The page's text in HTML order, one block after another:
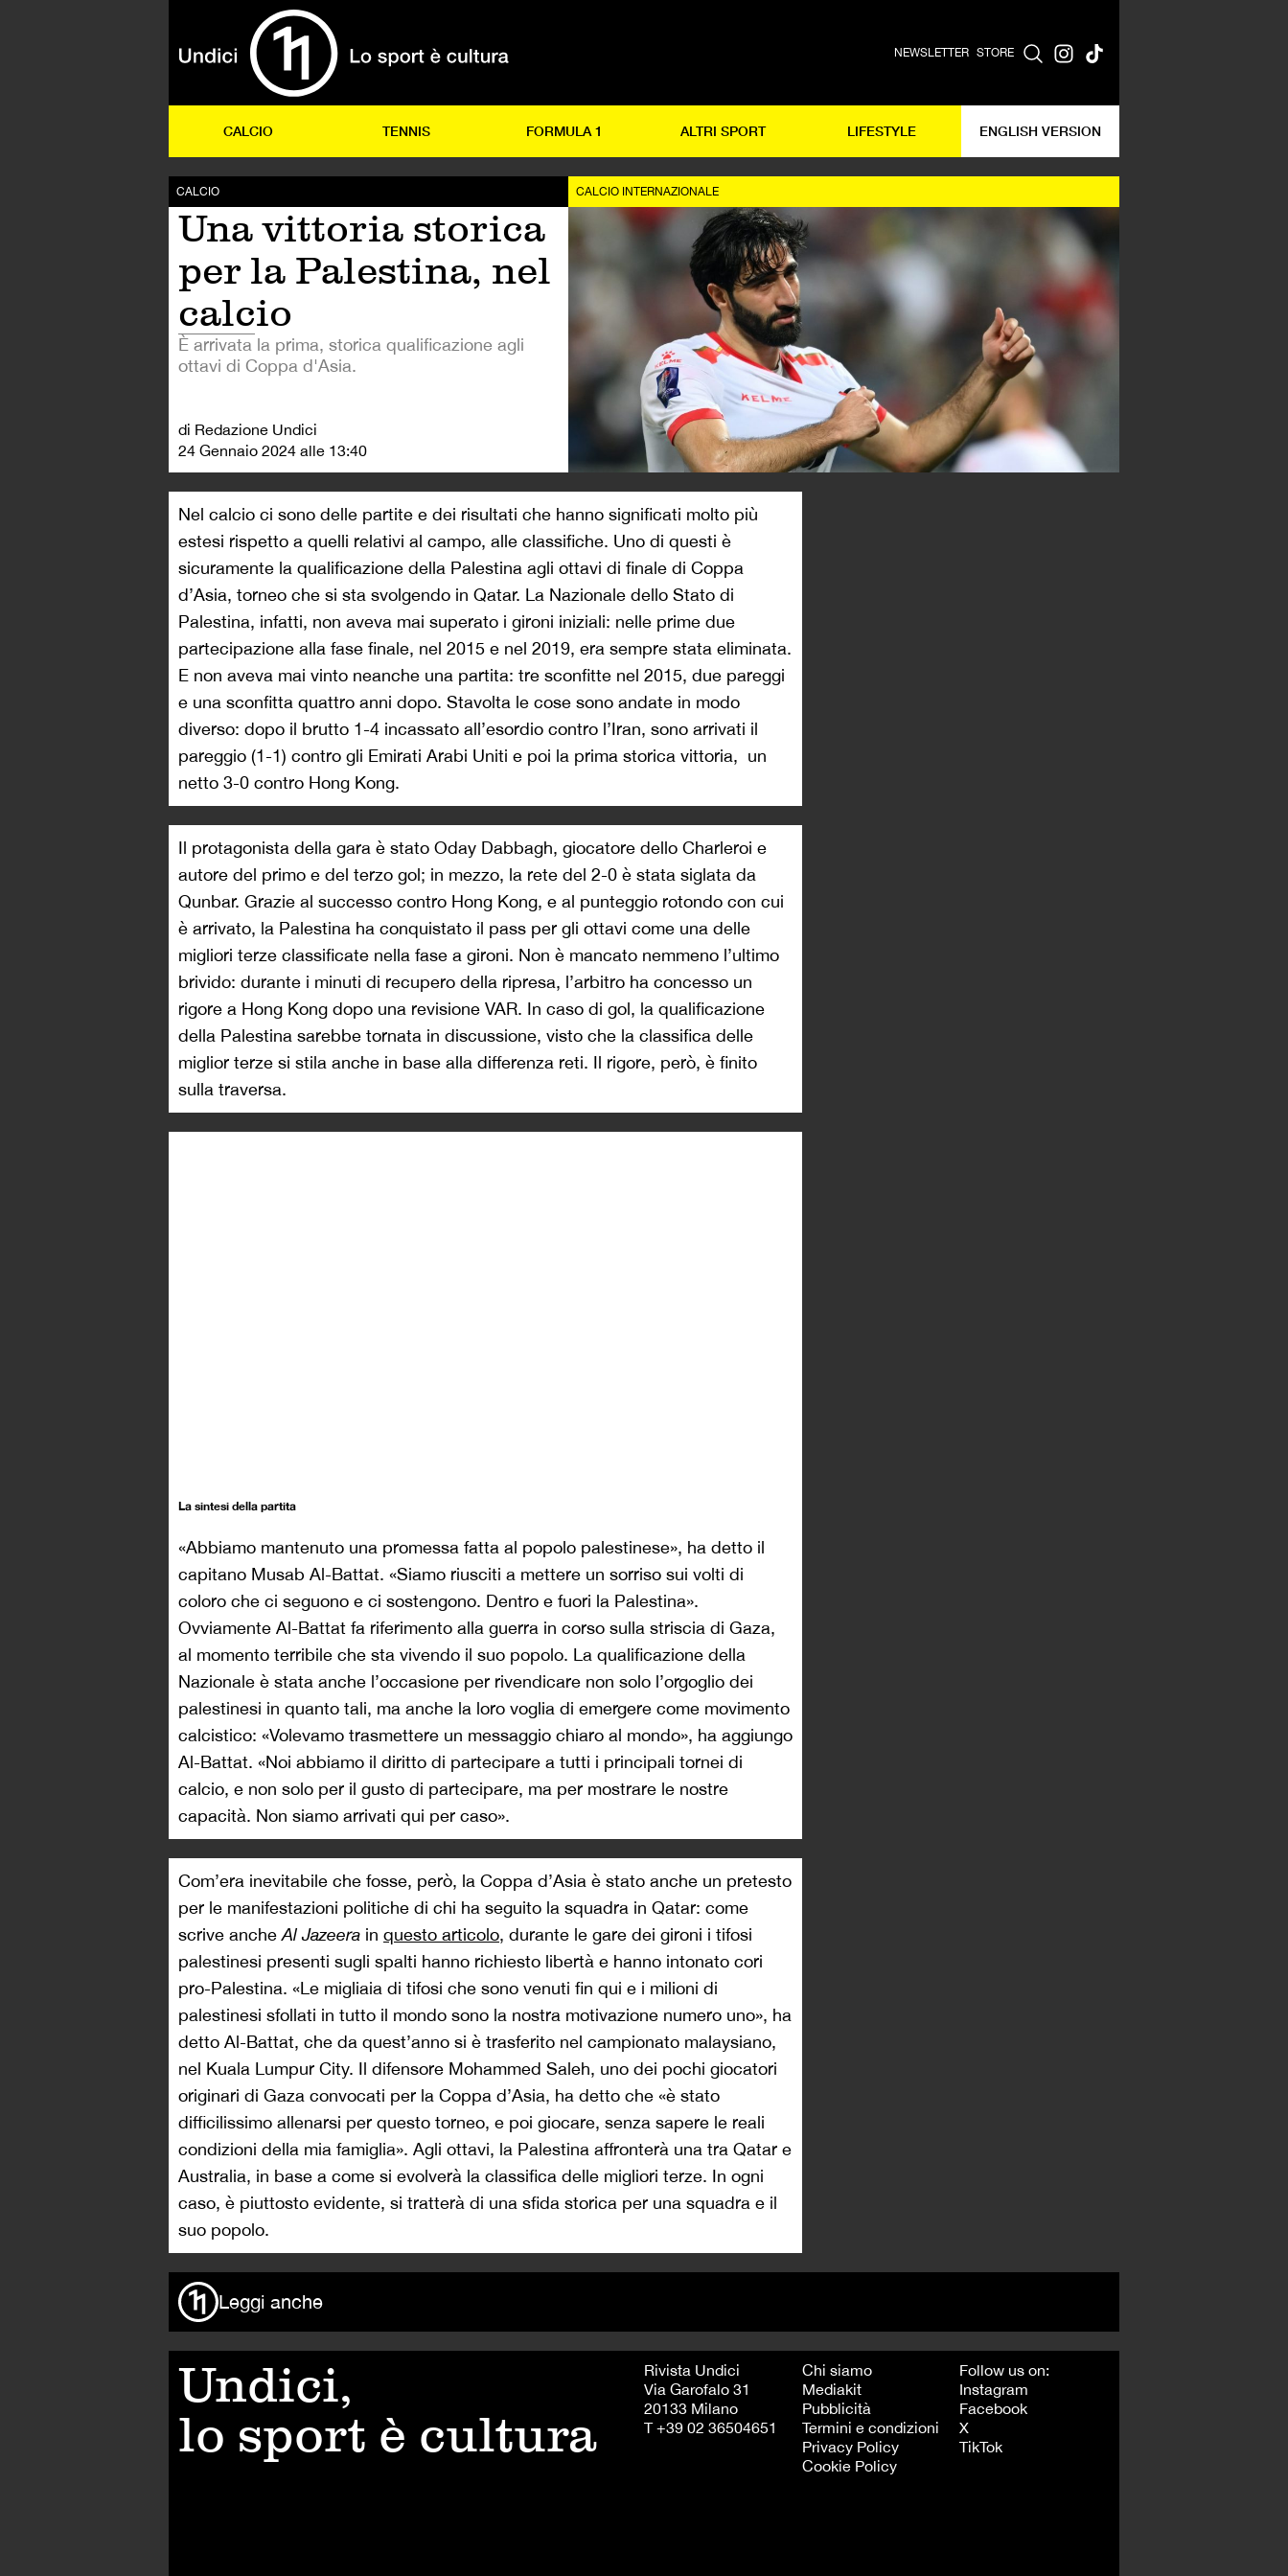
NEWSLETTER STORE
CALCIO TENNIS FORMULA 1 ALTRI SPORT LIFESTYLE ENGLISH VERSION
CALCIO
Una vittoria storica
per la Palestina, nel
calcio
È arrivata la prima, storica qualificazione agli
ottavi di Coppa d'Asia.
di Redazione Undici
24 Gennaio 2024 alle 13:40
CALCIO INTERNAZIONALE
Nel calcio ci sono delle partite e dei risultati che hanno significati molto più
estesi rispetto a quelli relativi al campo, alle classifiche. Uno di questi è
sicuramente la qualificazione della Palestina agli ottavi di finale di Coppa
d’Asia, torneo che si sta svolgendo in Qatar. La Nazionale dello Stato di
Palestina, infatti, non aveva mai superato i gironi iniziali: nelle prime due
partecipazione alla fase finale, nel 2015 e nel 2019, era sempre stata eliminata.
E non aveva mai vinto neanche una partita: tre sconfitte nel 2015, due pareggi
e una sconfitta quattro anni dopo. Stavolta le cose sono andate in modo
diverso: dopo il brutto 1-4 incassato all’esordio contro l’Iran, sono arrivati il
pareggio (1-1) contro gli Emirati Arabi Uniti e poi la prima storica vittoria, un
netto 3-0 contro Hong Kong.
Il protagonista della gara è stato Oday Dabbagh, giocatore dello Charleroi e
autore del primo e del terzo gol; in mezzo, la rete del 2-0 è stata siglata da
Qunbar. Grazie al successo contro Hong Kong, e al punteggio rotondo con cui
è arrivato, la Palestina ha conquistato il pass per gli ottavi come una delle
migliori terze classificate nella fase a gironi. Non è mancato nemmeno l’ultimo
brivido: durante i minuti di recupero della ripresa, l’arbitro ha concesso un
rigore a Hong Kong dopo una revisione VAR. In caso di gol, la qualificazione
della Palestina sarebbe tornata in discussione, visto che la classifica delle
miglior terze si stila anche in base alla differenza reti. Il rigore, però, è finito
sulla traversa.
La sintesi della partita
«Abbiamo mantenuto una promessa fatta al popolo palestinese», ha detto il
capitano Musab Al-Battat. «Siamo riusciti a mettere un sorriso sui volti di
coloro che ci seguono e ci sostengono. Dentro e fuori la Palestina».
Ovviamente Al-Battat fa riferimento alla guerra in corso sulla striscia di Gaza,
al momento terribile che sta vivendo il suo popolo. La qualificazione della
Nazionale è stata anche l’occasione per rivendicare non solo l’orgoglio dei
palestinesi in quanto tali, ma anche la loro voglia di emergere come movimento
calcistico: «Volevamo trasmettere un messaggio chiaro al mondo», ha aggiungo
Al-Battat. «Noi abbiamo il diritto di partecipare a tutti i principali tornei di
calcio, e non solo per il gusto di partecipare, ma per mostrare le nostre
capacità. Non siamo arrivati qui per caso».
Com’era inevitabile che fosse, però, la Coppa d’Asia è stato anche un pretesto
per le manifestazioni politiche di chi ha seguito la squadra in Qatar: come
scrive ancheAl Jazeera in questo articolo, durante le gare dei gironi i tifosi
palestinesi presenti sugli spalti hanno richiesto libertà e hanno intonato cori
pro-Palestina. «Le migliaia di tifosi che sono venuti fin qui e i milioni di
palestinesi sfollati in tutto il mondo sono la nostra motivazione numero uno», ha
detto Al-Battat, che da quest’anno si è trasferito nel campionato malaysiano,
nel Kuala Lumpur City. Il difensore Mohammed Saleh, uno dei pochi giocatori
originari di Gaza convocati per la Coppa d’Asia, ha detto che «è stato
difficilissimo allenarsi per questo torneo, e poi giocare, senza sapere le reali
condizioni della mia famiglia». Agli ottavi, la Palestina affronterà una tra Qatar e
Australia, in base a come si evolverà la classifica delle migliori terze. In ogni
caso, è piuttosto evidente, si tratterà di una sfida storica per una squadra e il
suo popolo.
Leggi anche
Undici,
lo sport è cultura
Rivista Undici
Via Garofalo 31
20133 Milano
T +39 02 36504651
Chi siamo
Mediakit
Pubblicità
Termini e condizioni
Privacy Policy
Cookie Policy
Follow us on:
Instagram
Facebook
X
TikTok